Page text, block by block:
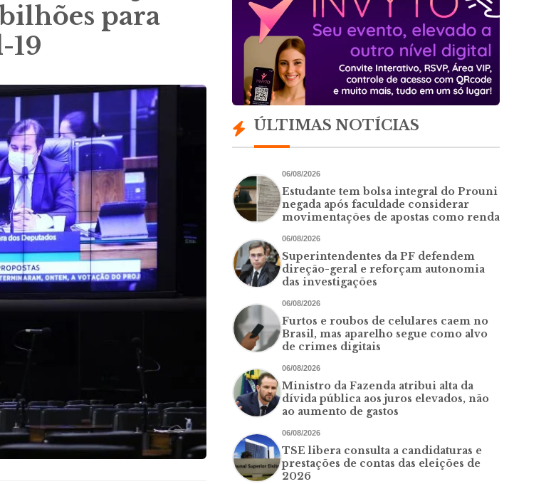
para
19
ÚLTIMAS NOTÍCIAS
06/08/2026
Estudante tem bolsa integral do Prouni
negada após faculdade considerar
movimentações de apostas como renda
06/08/2026
Superintendentes da PF defendem
direção-geral e reforçam autonomia
das investigações
06/08/2026
Furtos e roubos de celulares caem no
Brasil, mas aparelho segue como alvo
de crimes digitais
06/08/2026
Ministro da Fazenda atribui alta da
dívida pública aos juros elevados, não
ao aumento de gastos
06/08/2026
TSE libera consulta a candidaturas e
prestações de contas das eleições de
2026